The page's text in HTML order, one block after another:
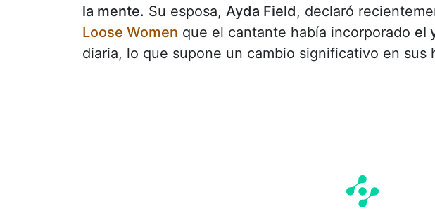
la mente. Su esposa, Ayda Field, declaró
Loose Women que el cantante había incorporado el
diaria, lo que supone un cambio significativo en sus